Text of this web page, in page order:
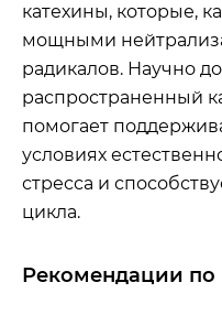
катехины, которые,
мощными
радикалов. Научно
распространенный
помогает
условиях
стресса и
цикла.
Рекомендации